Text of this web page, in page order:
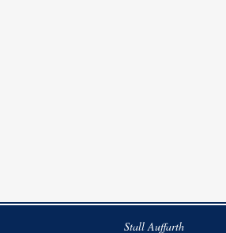
Stall Auffarth